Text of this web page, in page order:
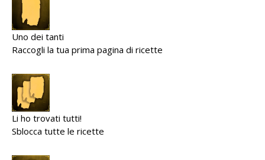
Uno dei tanti
Raccogli la tua prima pagina di ricette
Li ho trovati tutti!
Sblocca tutte le ricette